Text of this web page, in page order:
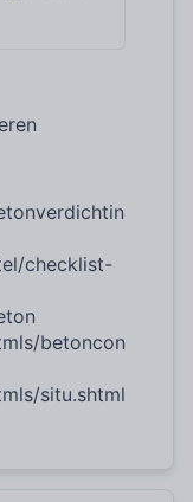
checklist-
betoncon
situ.shtml